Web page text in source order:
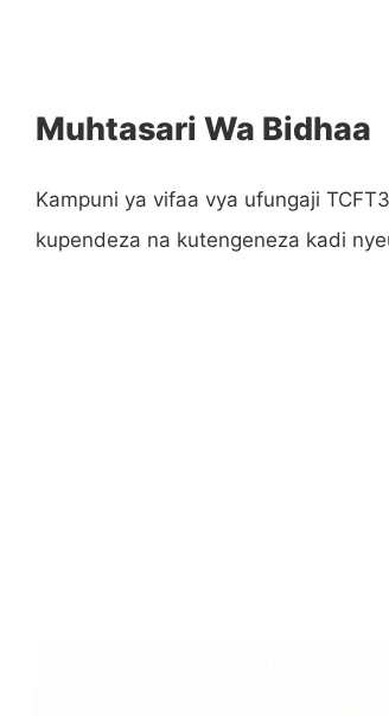
Muhtasari Wa Bidhaa
Kampuni ya vifaa vya ufungaji
kupendeza na kutengeneza kadi